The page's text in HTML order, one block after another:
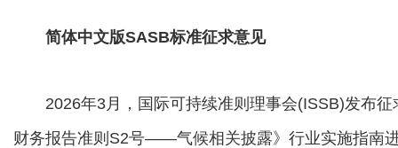
简体中文版SASB标准征求意见
2026年3月，国际可持续准则理事会(ISSB)发布征
财务报告准则S2号——气候相关披露》行业实施指南